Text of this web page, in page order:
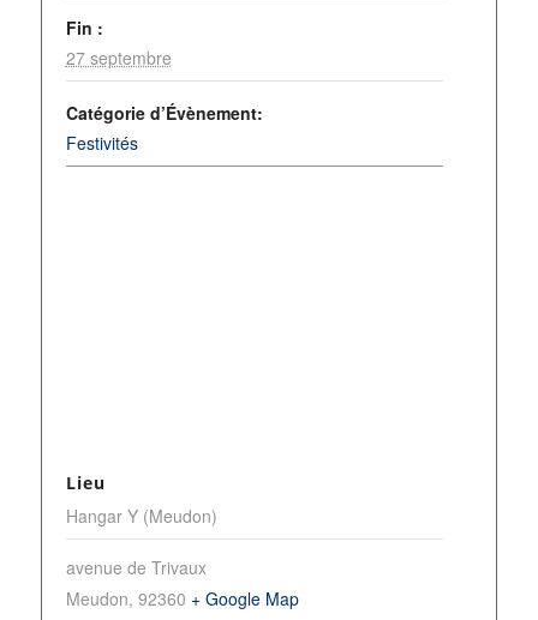
Fin :
27 septembre
Catégorie d’Évènement:
Festivités
Lieu
Hangar Y (Meudon)
avenue de Trivaux
Meudon, 92360 + Google Map